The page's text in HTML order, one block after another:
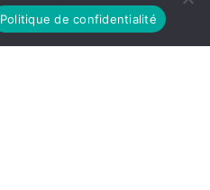
Politique de confidentialité